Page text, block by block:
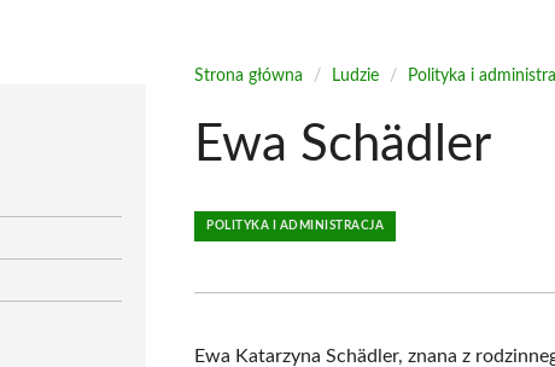
Strona główna / Ludzie / Polityka i
Ewa Schädler
POLITYKA I ADMINISTRACJA
Ewa Katarzyna Schädler, znana z